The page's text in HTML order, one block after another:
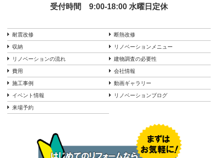
受付時間 9:00-18:00 水曜日定休
耐震改修 断熱改修
収納 リノベーションメニュー
リノベーションの流れ 建物調査の必要性
費用 会社情報
施工事例 動画ギャラリー
イベント情報 リノベーションブログ
来場予約